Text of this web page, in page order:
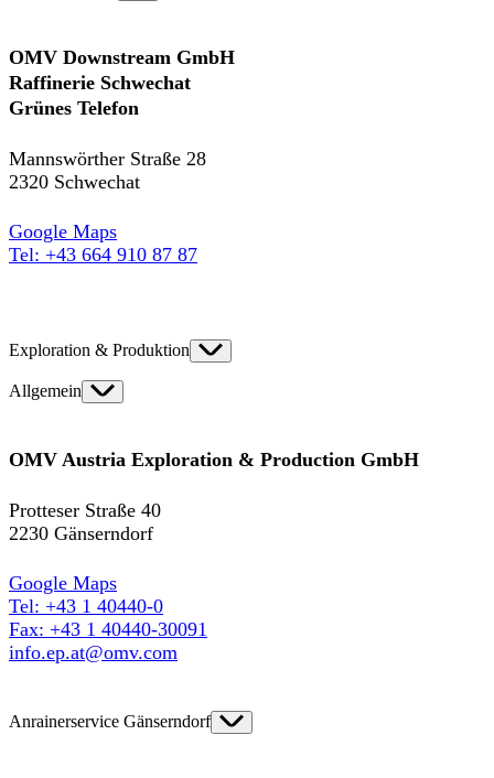
OMV Downstream GmbH
Raffinerie Schwechat
Grünes Telefon
Mannswörther Straße 28
2320 Schwechat
Google Maps
Tel: +43 664 910 87 87
Exploration & Produktion
Allgemein
OMV Austria Exploration & Production GmbH
Protteser Straße 40
2230 Gänserndorf
Google Maps
Tel: +43 1 40440-0
Fax: +43 1 40440-30091
info.ep.at@omv.com
Anrainerservice Gänserndorf